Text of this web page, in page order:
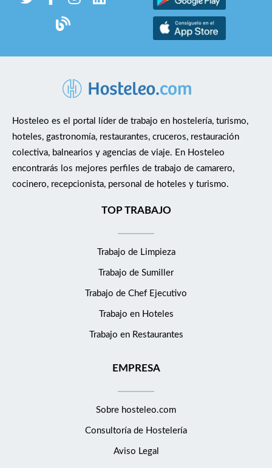
Hosteleo es el portal líder de trabajo en hostelería, turismo,
hoteles, gastronomía, restaurantes, cruceros, restauración
colectiva, balnearios y agencias de viaje. En Hosteleo
encontrarás los mejores perfiles de trabajo de camarero,
cocinero, recepcionista, personal de hoteles y turismo.
TOP TRABAJO
Trabajo de Limpieza
Trabajo de Sumiller
Trabajo de Chef Ejecutivo
Trabajo en Hoteles
Trabajo en Restaurantes
EMPRESA
Sobre hosteleo.com
Consultoría de Hostelería
Aviso Legal